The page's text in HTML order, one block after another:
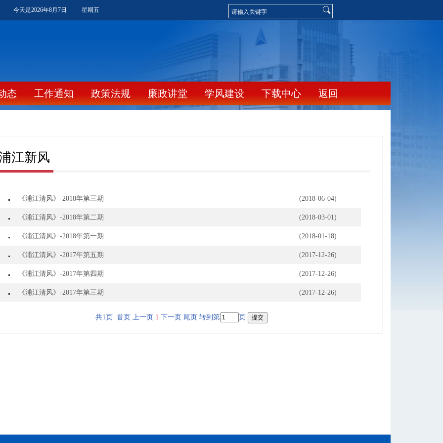
今天是2026年8月7日 星期五
态 工作通知 政策法规 廉政讲堂 学风建设 下载中心 返回
江新风
《浦江清风》-2018年第三期 (2018-06-04)
《浦江清风》-2018年第二期 (2018-03-01)
《浦江清风》-2018年第一期 (2018-01-18)
《浦江清风》-2017年第五期 (2017-12-26)
《浦江清风》-2017年第四期 (2017-12-26)
《浦江清风》-2017年第三期 (2017-12-26)
共1页 首页 上一页 1 下一页 尾页 转到第 页